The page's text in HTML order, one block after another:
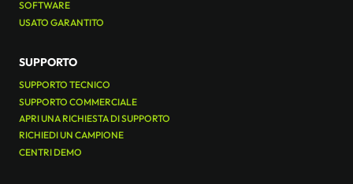
SOFTWARE
USATO GARANTITO
SUPPORTO
SUPPORTO TECNICO
SUPPORTO COMMERCIALE
APRI UNA RICHIESTA DI SUPPORTO
RICHIEDI UN CAMPIONE
CENTRI DEMO